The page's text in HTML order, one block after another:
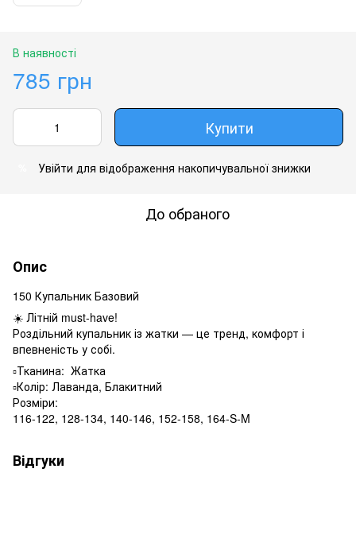
В наявності
785 грн
Купити
Увійти для відображення накопичувальної знижки
До обраного
Опис
150 Купальник Базовий
☀️ Літній must-have!
Роздільний купальник із жатки — це тренд, комфорт і
впевненість у собі.
▫️Тканина: Жатка
▫️Колір: Лаванда, Блакитний
Розміри:
116-122, 128-134, 140-146, 152-158, 164-S-M
Відгуки